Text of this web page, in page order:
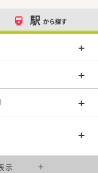
駅 から探す
示